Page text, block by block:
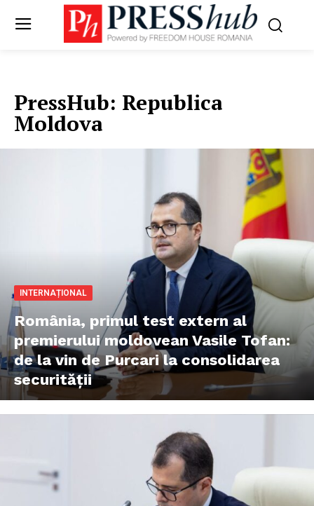
PressHub: Republica
Moldova
INTERNAȚIONAL
România, primul test extern al
premierului moldovean Vasile Tofan:
de la vin de Purcari la consolidarea
securității